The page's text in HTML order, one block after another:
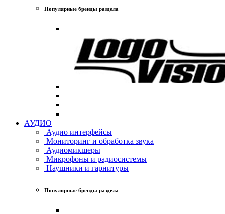
Популярные бренды раздела
АУДИО
Аудио интерфейсы
Мониторинг и обработка звука
Аудиомикшеры
Микрофоны и радиосистемы
Наушники и гарнитуры
Популярные бренды раздела